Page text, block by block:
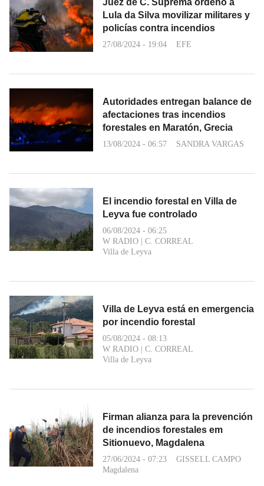
Juez de C. Suprema ordenó a
Lula da Silva movilizar militares y
policías contra incendios
27/08/2024 - 19:04 EFE
Autoridades entregan balance de
afectaciones tras incendios
forestales en Maratón, Grecia
13/08/2024 - 06:57 SANDRA VARGAS
El incendio forestal en Villa de
Leyva fue controlado
06/08/2024 - 06:25
W RADIO
C. CORREAL
Villa de Leyva
Villa de Leyva está en emergencia
por incendio forestal
05/08/2024 - 08:13
W RADIO
C. CORREAL
Villa de Leyva
Firman alianza para la prevención
de incendios forestales em
Sitionuevo, Magdalena
27/06/2024 - 07:23
GISSELL CAMPO
Magdalena